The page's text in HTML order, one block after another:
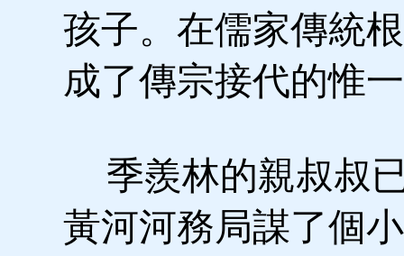
孩子。在儒家傳統
成了傳宗接代的惟
季羨林的親叔叔
黃河河務局謀了個